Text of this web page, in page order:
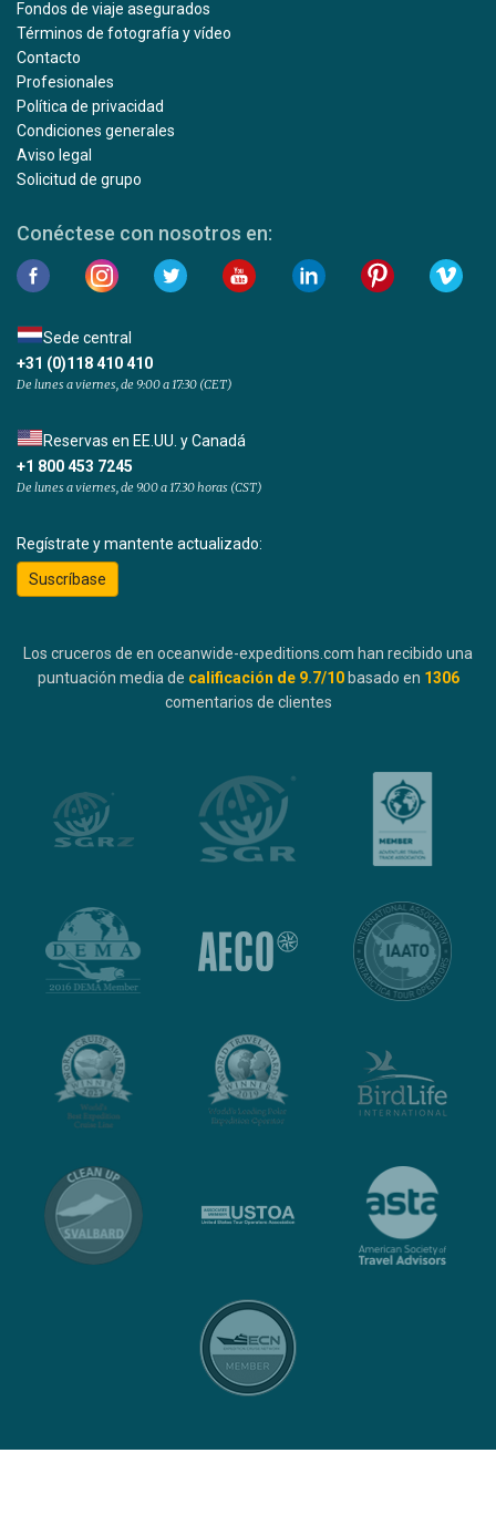
Fondos de viaje asegurados
Términos de fotografía y vídeo
Contacto
Profesionales
Política de privacidad
Condiciones generales
Aviso legal
Solicitud de grupo
Conéctese con nosotros en:
Sede central
+31 (0)118 410 410
De lunes a viernes, de 9:00 a 17:30 (CET)
Reservas en EE.UU. y Canadá
+1 800 453 7245
De lunes a viernes, de 9.00 a 17.30 horas (CST)
Regístrate y mantente actualizado:
Suscríbase
Los cruceros de en oceanwide-expeditions.com han recibido una
puntuación media de calificación de 9.7/10 basado en 1306
comentarios de clientes